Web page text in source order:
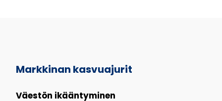
Markkinan kasvuajurit
Väestön ikääntyminen